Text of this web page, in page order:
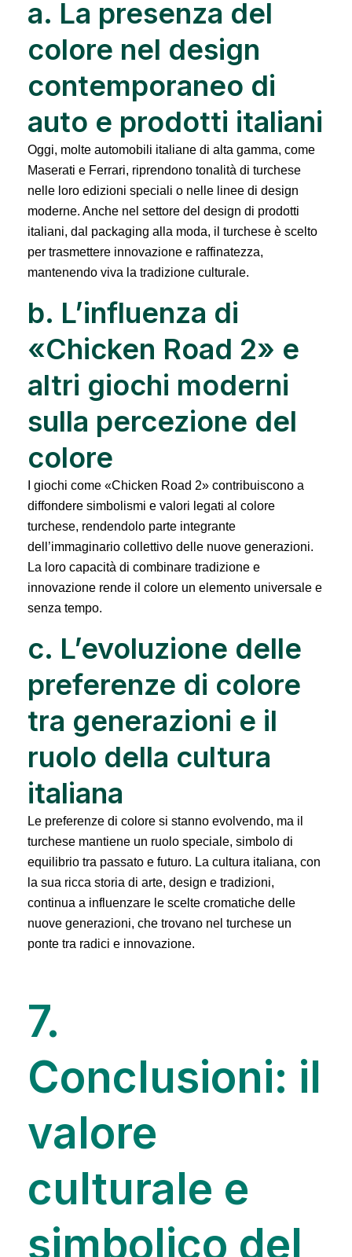
a. La presenza del
colore nel design
contemporaneo di
auto e prodotti italiani
Oggi, molte automobili italiane di alta gamma, come
Maserati e Ferrari, riprendono tonalità di turchese
nelle loro edizioni speciali o nelle linee di design
moderne. Anche nel settore del design di prodotti
italiani, dal packaging alla moda, il turchese è scelto
per trasmettere innovazione e raffinatezza,
mantenendo viva la tradizione culturale.
b. L’influenza di
«Chicken Road 2» e
altri giochi moderni
sulla percezione del
colore
I giochi come «Chicken Road 2» contribuiscono a
diffondere simbolismi e valori legati al colore
turchese, rendendolo parte integrante
dell’immaginario collettivo delle nuove generazioni.
La loro capacità di combinare tradizione e
innovazione rende il colore un elemento universale e
senza tempo.
c. L’evoluzione delle
preferenze di colore
tra generazioni e il
ruolo della cultura
italiana
Le preferenze di colore si stanno evolvendo, ma il
turchese mantiene un ruolo speciale, simbolo di
equilibrio tra passato e futuro. La cultura italiana, con
la sua ricca storia di arte, design e tradizioni,
continua a influenzare le scelte cromatiche delle
nuove generazioni, che trovano nel turchese un
ponte tra radici e innovazione.
7.
Conclusioni: il
valore
culturale e
simbolico del